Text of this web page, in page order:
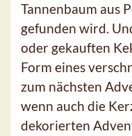
Tannenbaum aus
gefunden wird.
oder gekauften
Form eines
zum nächsten
wenn auch die
dekorierten